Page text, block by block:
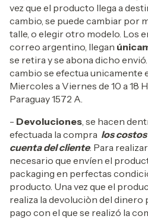
vez que el producto llega a
cambio, se puede cambiar por
talle, o elegir otro modelo. Los
correo argentino, llegan
se retira y se abona dicho
cambio se efectua unicamente
Miercoles a Viernes de 10 a 18
Paraguay 1572 A.
- Devoluciones, se hacen
efectuada la compra los
cuenta del cliente. Para
necesario que envíen el
packaging en perfectas
producto. Una vez que el
realiza la devoluciòn del dinero
pago con el que se realizó la